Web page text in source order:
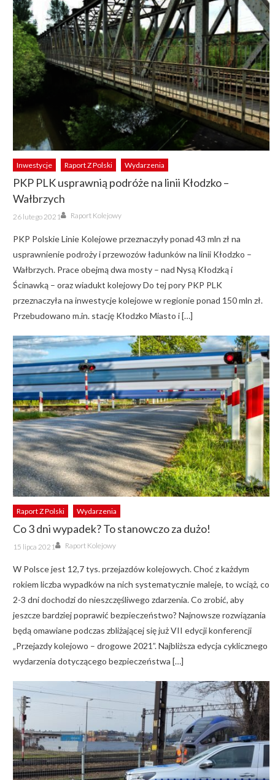
Inwestycje Raport Z Polski Wydarzenia
PKP PLK usprawnią podróże na linii Kłodzko –
Wałbrzych
Posted
on
26 lutego 2021 Author
Raport Kolejowy
PKP Polskie Linie Kolejowe przeznaczyły ponad 43 mln zł na
usprawnienie podroży i przewozów ładunków na linii Kłodzko –
Wałbrzych. Prace obejmą dwa mosty – nad Nysą Kłodzką i
Ścinawką – oraz wiadukt kolejowy Do tej pory PKP PLK
przeznaczyła na inwestycje kolejowe w regionie ponad 150 mln zł.
Przebudowano m.in. stację Kłodzko Miasto i […]
Raport Z Polski Wydarzenia
Co 3 dni wypadek? To stanowczo za dużo!
Posted
on
15 lipca 2021 Author
Raport Kolejowy
W Polsce jest 12,7 tys. przejazdów kolejowych. Choć z każdym
rokiem liczba wypadków na nich systematycznie maleje, to wciąż, co
2-3 dni dochodzi do nieszczęśliwego zdarzenia. Co zrobić, aby
jeszcze bardziej poprawić bezpieczeństwo? Najnowsze rozwiązania
będą omawiane podczas zbliżającej się już VII edycji konferencji
„Przejazdy kolejowo – drogowe 2021”. Najbliższa edycja cyklicznego
wydarzenia dotyczącego bezpieczeństwa […]